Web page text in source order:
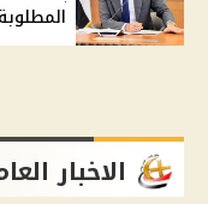
المطلوبة
الاخبار